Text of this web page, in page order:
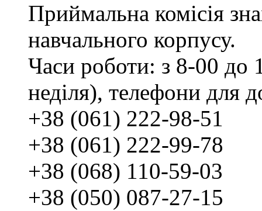
Приймальна комісія
навчального корпусу.
Часи роботи: з 8-00 до
неділя), телефони для
+38 (061) 222-98-51
+38 (061) 222-99-78
+38 (068) 110-59-03
+38 (050) 087-27-15